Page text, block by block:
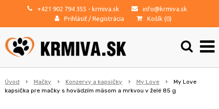
+421 902 794 355 - krmiva.sk
info@krmiva.sk
Prihlásiť / Registrácia Košík (0)
Úvod Mačky Konzervy a kapsičky My Love
My Love
kapsička pre mačky s hovädzím mäsom a mrkvou v želé 85 g